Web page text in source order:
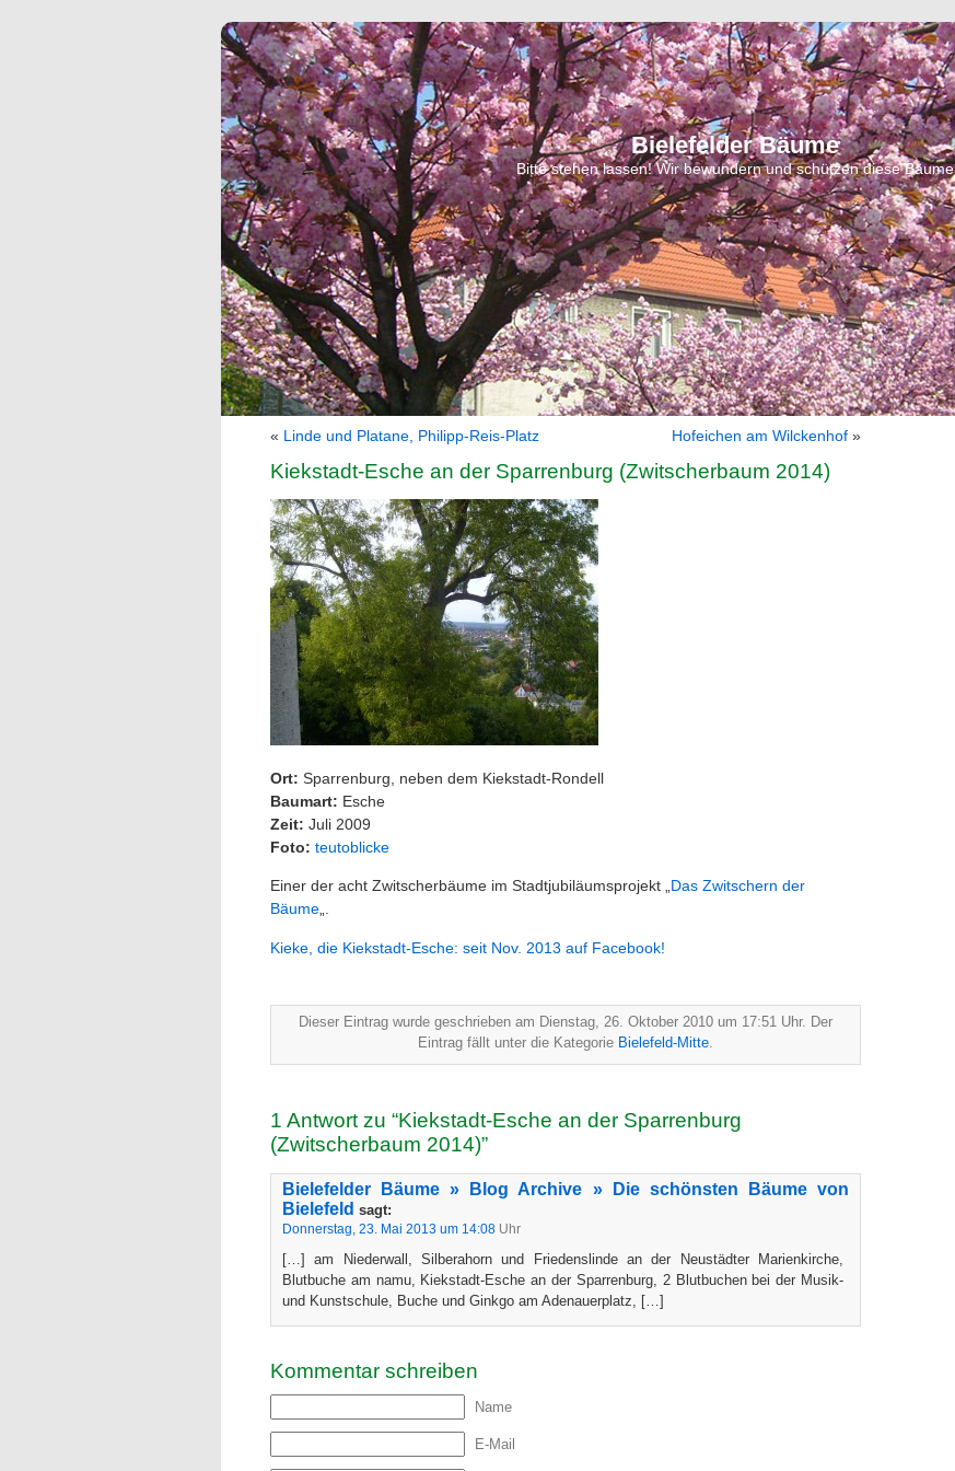
Bielefelder Bäume
Bitte stehen lassen! Wir bewundern und schützen diese Bäume
« Linde und Platane, Philipp-Reis-Platz Hofeichen am Wilckenhof »
Kiekstadt-Esche an der Sparrenburg (Zwitscherbaum 2014)
Ort: Sparrenburg, neben dem Kiekstadt-Rondell
Baumart: Esche
Zeit: Juli 2009
Foto: teutoblicke
Einer der acht Zwitscherbäume im Stadtjubiläumsprojekt „ Das Zwitschern der
Bäume
Kieke, die Kiekstadt-Esche: seit Nov. 2013 auf Facebook!
Dieser Eintrag wurde geschrieben am Dienstag, 26. Oktober 2010 um 17:51 Uhr. Der
Eintrag fällt unter die Kategorie Bielefeld-Mitte
1 Antwort zu “Kiekstadt-Esche an der Sparrenburg
(Zwitscherbaum 2014)”
Bielefelder Bäume » Blog Archive » Die schönsten Bäume von
Bielefeld sagt:
Donnerstag, 23. Mai 2013 um 14:08 Uhr
[…] am Niederwall, Silberahorn und Friedenslinde an der Neustädter Marienkirche,
Blutbuche am namu, Kiekstadt-Esche an der Sparrenburg, 2 Blutbuchen bei der Musik-
und Kunstschule, Buche und Ginkgo am Adenauerplatz, […]
Kommentar schreiben
Name
E-Mail